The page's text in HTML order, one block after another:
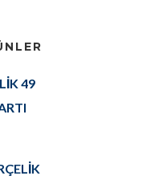
49